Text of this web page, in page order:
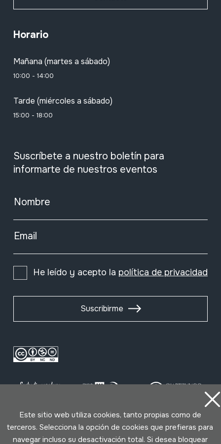
Horario
Mañana (martes a sábado)
10:00 - 14:00
Tarde (miércoles a sábado)
15:00 - 18:00
Suscríbete a nuestro boletín para
informarte de nuestros eventos
Nombre
Email
He leído y acepto la política de privacidad
Suscribirme
Condiciones de uso Política de privacidad
Este sitio web utiliza cookies, tanto propias como de
terceros. Selecciona la opción de cookies que prefieras para
navegar incluso su desactivación total. Si desea bloquear